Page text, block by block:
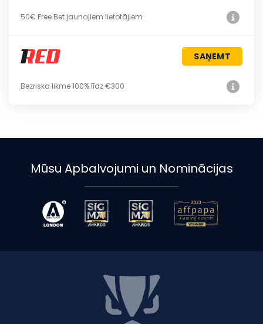
50€ Free Bet jaunajiem lietotājiem
SAŅEMT
Bezriska likme 100% līdz €300
Mūsu Apbalvojumi un Nominācijas